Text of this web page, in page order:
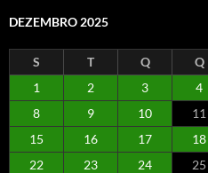
DEZEMBRO 2025
S T Q Q
1
2 3 4
8
9 10 11
15
16 17 18
22
23 24 25